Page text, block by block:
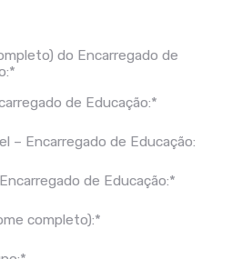
do Encarregado de
de Educação:*
– Encarregado de Educação:
de Educação:*
completo):*